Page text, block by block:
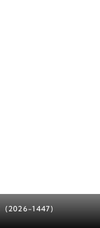
(2026-1447)